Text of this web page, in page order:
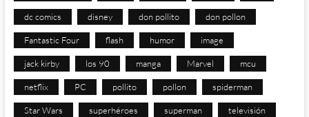
dc comics disney don pollito don pollon
Fantastic Four flash humor image
jack kirby los 90 manga Marvel mcu
netflix PC pollito pollon spiderman
Star Wars superhéroes superman televisión